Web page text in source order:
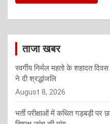
ताजा खबर
स्वर्गीय निर्मल महतो के शहादत
ने दी श्रद्धांजलि
August 8, 2026
भर्ती परीक्षाओं में कथित गड़बड़ी